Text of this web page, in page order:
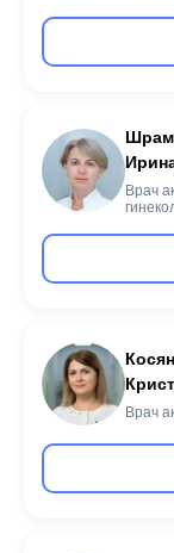
Врач
Косян
Врач